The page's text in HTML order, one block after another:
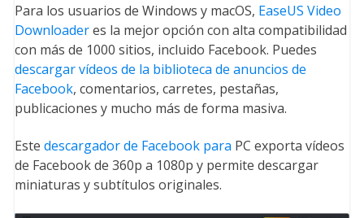
Para los usuarios de Windows y macOS, EaseUS Video
Downloaderes la mejor opción con alta compatibilidad
con más de 1000 sitios, incluido Facebook. Puedes
descargar vídeos de la biblioteca de anuncios de
Facebook, comentarios, carretes, pestañas,
publicaciones y mucho más de forma masiva.
Este descargador de Facebook para PC exporta vídeos
de Facebook de 360p a 1080p y permite descargar
miniaturas y subtítulos originales.